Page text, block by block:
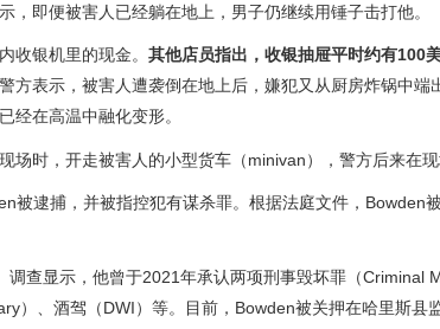
，即便被害人已经躺在地上，男子仍继续用锤子击打他。
收银机里的现金。 其他店员指出，收银抽屉平时约有100
方表示，被害人遭袭倒在地上后，嫌犯又从厨房炸锅中端
经在高温中融化变形。
场时，开走被害人的小型货车（minivan），警方后来在现
被逮捕，并被指控犯有谋杀罪。根据法庭文件，Bowden
查显示，他曾于2021年承认两项刑事毁坏罪（Criminal
）、酒驾（DWI）等。目前，Bowden被关押在哈里斯县